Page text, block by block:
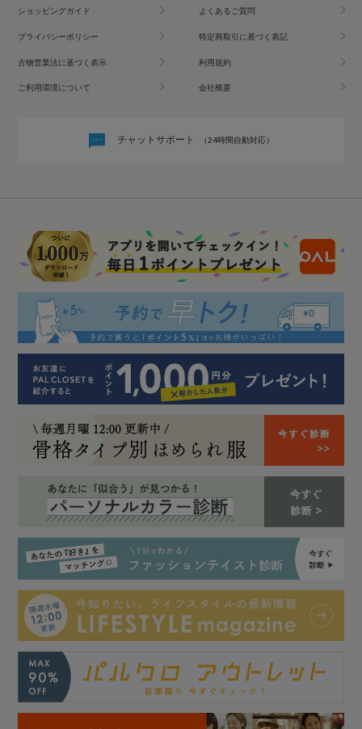
ショッピングガイド よくあるご質問
プライバシーポリシー 特定商取引に基づく表記
古物営業法に基づく表示 利用規約
ご利用環境について 会社概要
チャットサポート （24時間自動対応）